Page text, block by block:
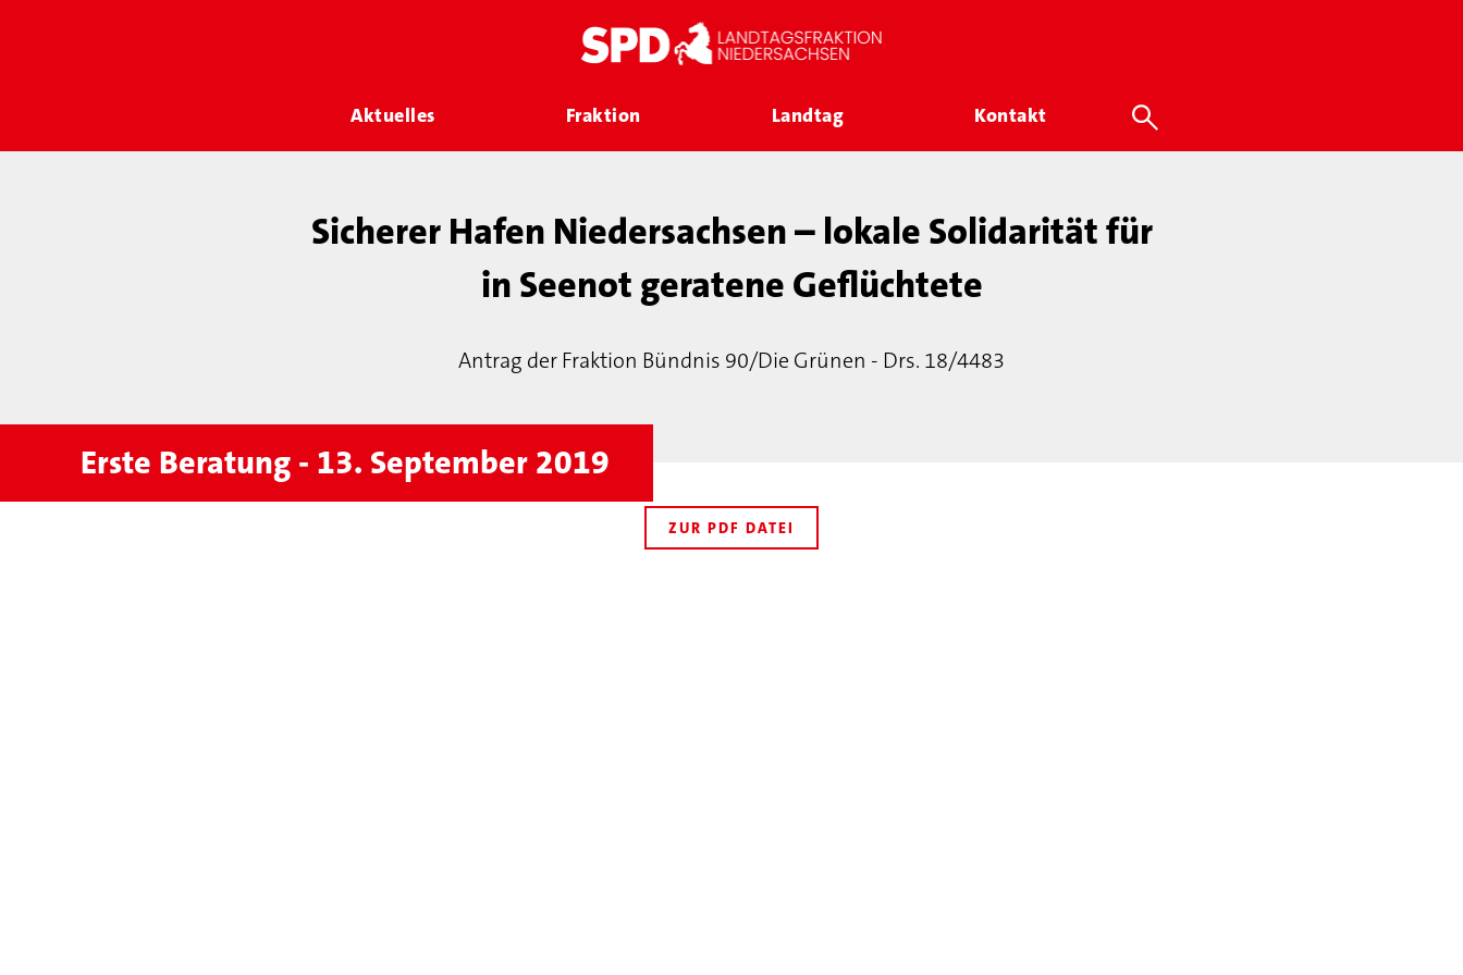
Aktuelles Fraktion Landtag Kontakt
Sicherer Hafen Niedersachsen – lokale Solidarität für
in Seenot geratene Geflüchtete
Antrag der Fraktion Bündnis 90/Die Grünen - Drs. 18/4483
Erste Beratung - 13. September 2019
ZUR PDF DATEI